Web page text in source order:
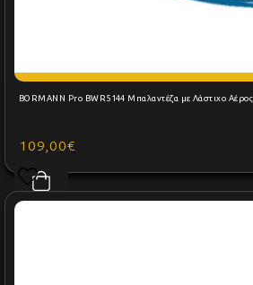
BORMANN Pro BWR5144 Μπαλαντέζα με Λάστιχο
109,00€